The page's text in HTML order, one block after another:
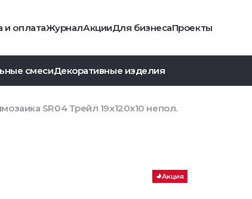
и оплатаЖурналАкцииДля бизнесаПроекты
смесиДекоративные изделия
SR04 Трейл 19x120x10 непол.
Акция